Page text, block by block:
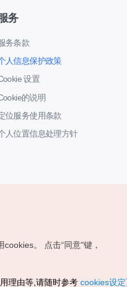
务
务条款
人信息保护政策
设置
的说明
位服务使用条款
人位置信息处理方针
。
点击“同意"键，
理由等,请随时参考 cookies设